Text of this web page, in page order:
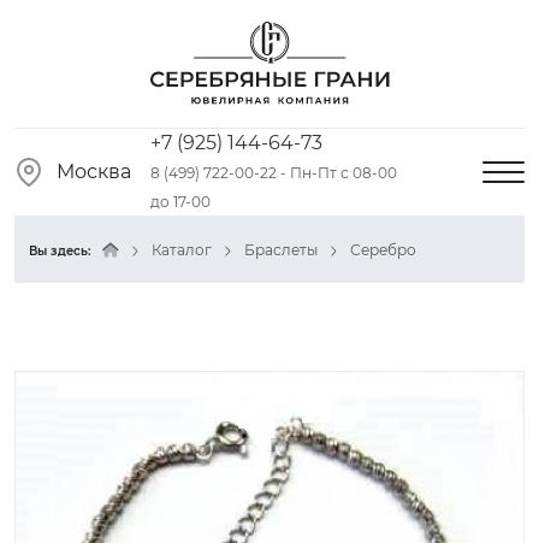
Москва
+7 (925) 144-64-73
8 (499) 722-00-22 - Пн-Пт с 08-00
до 17-00
Вы здесь: Каталог Браслеты Серебро